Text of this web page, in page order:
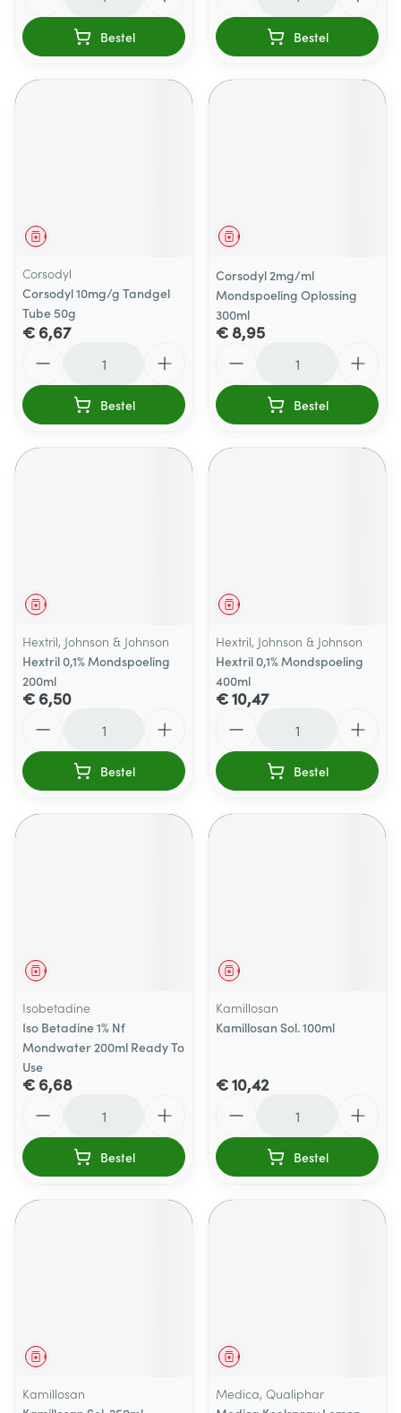
Bestel Bestel
Geneesmiddel
Corsodyl
Corsodyl 10mg/g Tandgel
Tube 50g
€ 6,67
Bestel
Geneesmiddel
Corsodyl 2mg/ml
Mondspoeling Oplossing
300ml
€ 8,95
Bestel
Geneesmiddel
Hextril, Johnson & Johnson
Hextril 0,1% Mondspoeling
200ml
€ 6,50
Bestel
Geneesmiddel
Hextril, Johnson & Johnson
Hextril 0,1% Mondspoeling
400ml
€ 10,47
Bestel
Geneesmiddel
Isobetadine
Iso Betadine 1% Nf
Mondwater 200ml Ready To
Use
€ 6,68
Bestel
Geneesmiddel
Kamillosan
Kamillosan Sol. 100ml
€ 10,42
Bestel
Geneesmiddel
Kamillosan
Geneesmiddel
Medica, Qualiphar